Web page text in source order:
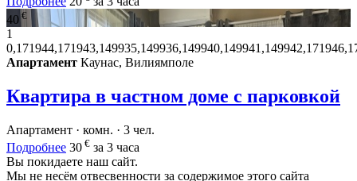
40€
1
Апартамент Каунас, Вилиямполе
Квартира в частном доме с парковкой
Апартамент · комн. · 3 чел.
Подробнее 30 € за 3 часа
Вы покидаете наш сайт.
Мы не несём отвесвенности за содержимое этого сайта